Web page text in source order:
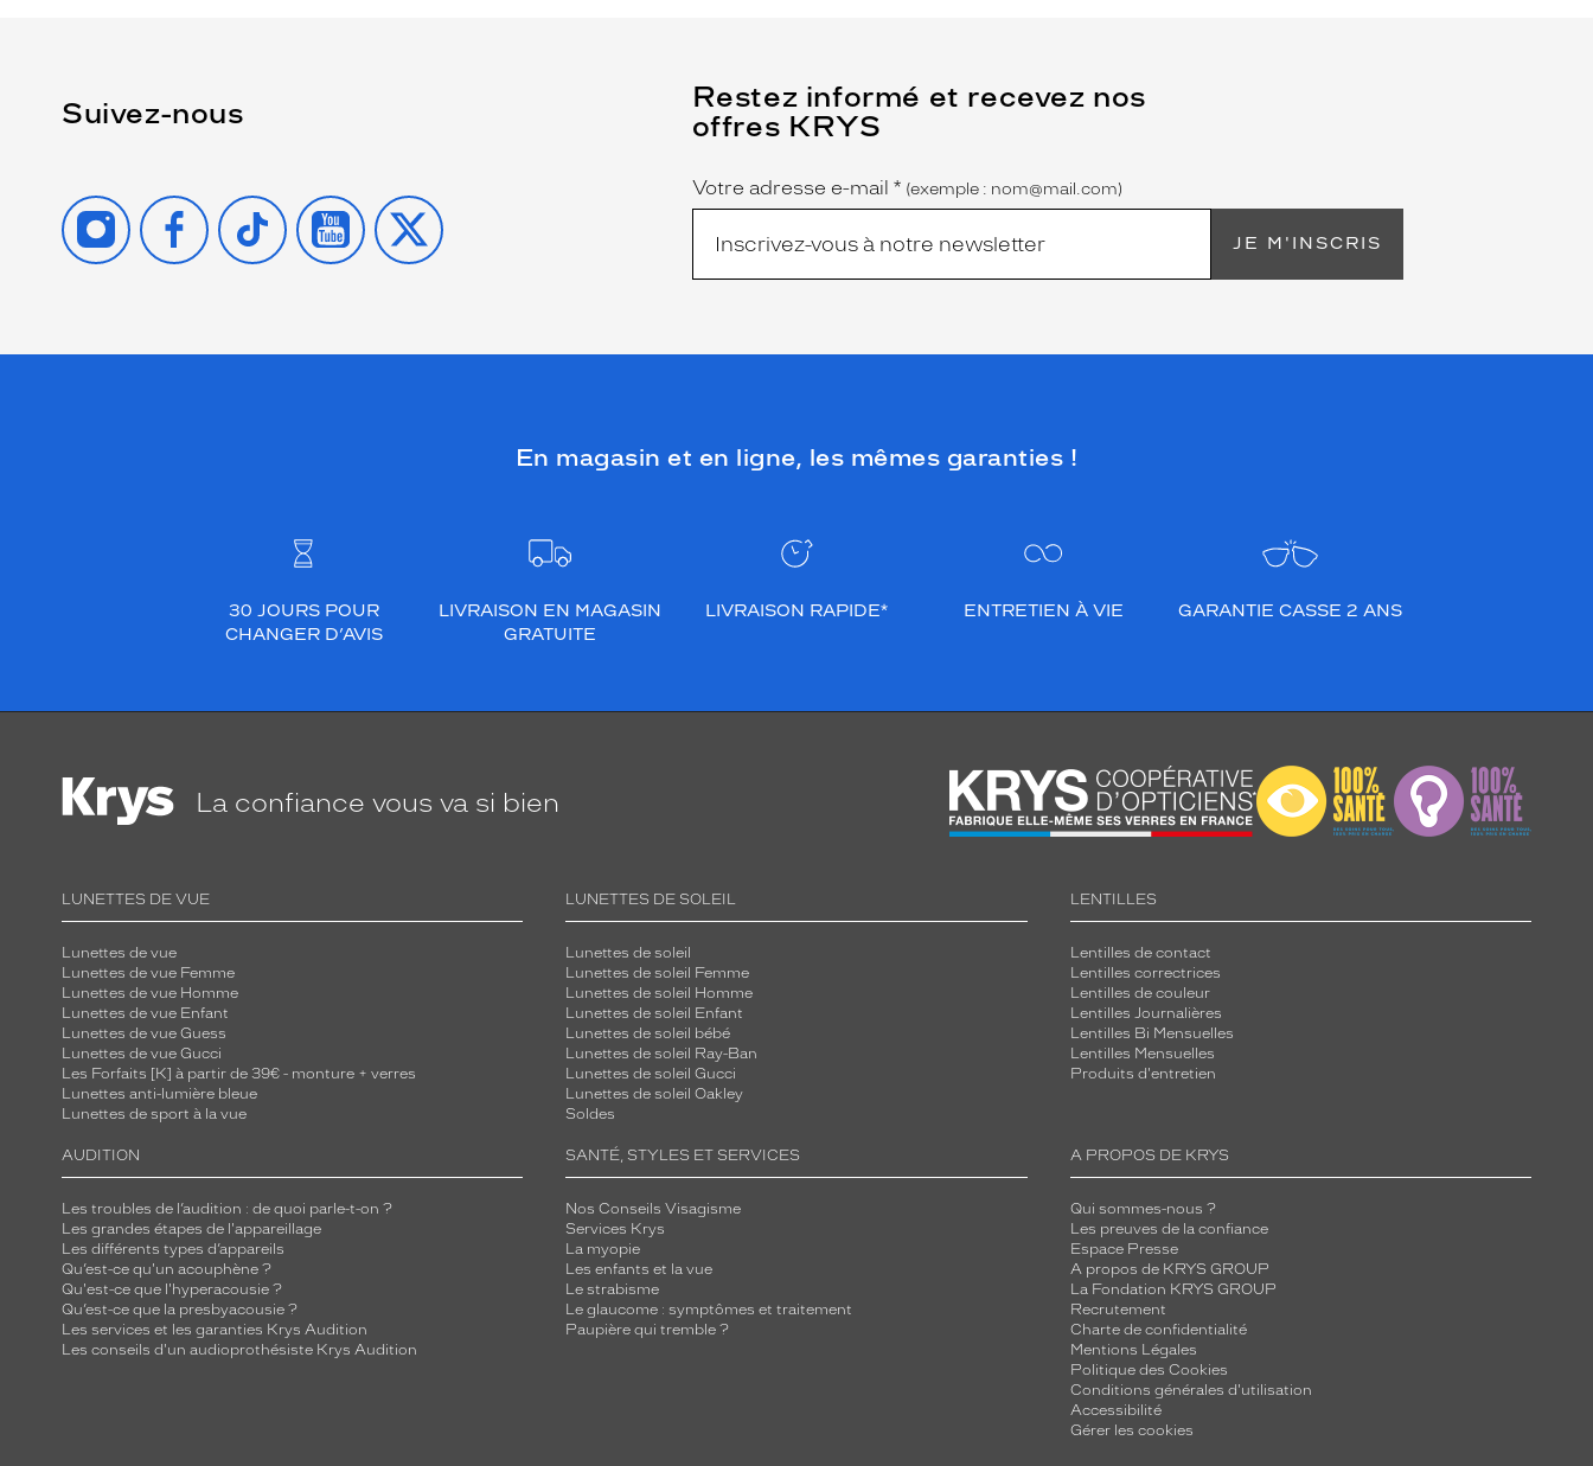
Suivez-nous
INSTAGRAMFACEBOOK
TIKTOK YOUTUBE
X
Restez informé et recevez nos
offres KRYS
Name
Votre adresse e-mail *
(Ce
champ
est
obligatoire)
(exemple : nom@mail.com)
JE M'INSCRIS
En magasin et en ligne, les mêmes garanties !
30 JOURS POUR
CHANGER D’AVIS
LIVRAISON EN MAGASIN
GRATUITE
LIVRAISON RAPIDE* ENTRETIEN À VIE GARANTIE CASSE 2 ANS
La confiance vous va si bien
LUNETTES DE VUE
Lunettes de vue
Lunettes de vue Femme
Lunettes de vue Homme
Lunettes de vue Enfant
Lunettes de vue Guess
Lunettes de vue Gucci
Les Forfaits [K] à partir de 39€ - monture + verres
Lunettes anti-lumière bleue
Lunettes de sport à la vue
LUNETTES DE SOLEIL
Lunettes de soleil
Lunettes de soleil Femme
Lunettes de soleil Homme
Lunettes de soleil Enfant
Lunettes de soleil bébé
Lunettes de soleil Ray-Ban
Lunettes de soleil Gucci
Lunettes de soleil Oakley
Soldes
LENTILLES
Lentilles de contact
Lentilles correctrices
Lentilles de couleur
Lentilles Journalières
Lentilles Bi Mensuelles
Lentilles Mensuelles
Produits d'entretien
AUDITION
Les troubles de l’audition : de quoi parle-t-on ?
Les grandes étapes de l'appareillage
Les différents types d’appareils
Qu’est-ce qu'un acouphène ?
Qu'est-ce que l'hyperacousie ?
Qu’est-ce que la presbyacousie ?
Les services et les garanties Krys Audition
Les conseils d'un audioprothésiste Krys Audition
SANTÉ, STYLES ET SERVICES
Nos Conseils Visagisme
Services Krys
La myopie
Les enfants et la vue
Le strabisme
Le glaucome : symptômes et traitement
Paupière qui tremble ?
A PROPOS DE KRYS
Qui sommes-nous ?
Les preuves de la confiance
Espace Presse
A propos de KRYS GROUP
La Fondation KRYS GROUP
Recrutement
Charte de confidentialité
Mentions Légales
Politique des Cookies
Conditions générales d'utilisation
Accessibilité
Gérer les cookies